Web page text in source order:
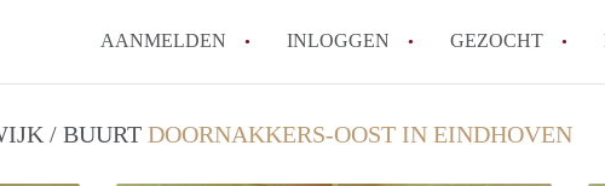
AANMELDEN INLOGGEN GEZOCHT
How to translate
/ BUURT DOORNAKKERS-OOST IN EINDHOVEN